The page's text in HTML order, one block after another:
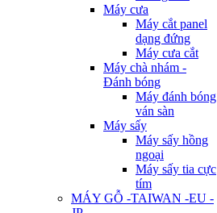
Máy cưa
Máy cắt panel
dạng đứng
Máy cưa cắt
Máy chà nhám -
Đánh bóng
Máy đánh bóng
ván sàn
Máy sấy
Máy sấy hồng
ngoại
Máy sấy tia cực
tím
MÁY GỖ -TAIWAN -EU -